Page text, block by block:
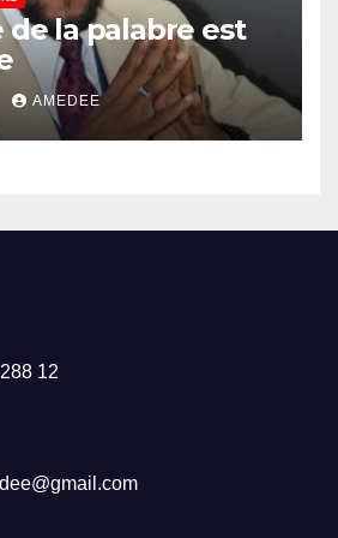
de la palabre est
AMEDEE
12